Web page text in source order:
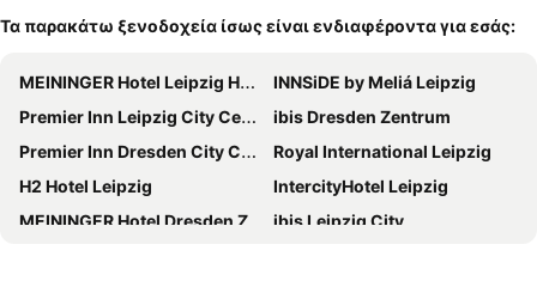
Τα παρακάτω ξενοδοχεία ίσως είναι ενδιαφέροντα για εσάς:
MEININGER Hotel Leipzig Hauptbahnhof
INNSiDE by Meliá Leipzig
Premier Inn Leipzig City Centre
ibis Dresden Zentrum
Premier Inn Dresden City Centre
Royal International Leipzig
H2 Hotel Leipzig
IntercityHotel Leipzig
MEININGER Hotel Dresden Zentrum
ibis Leipzig City